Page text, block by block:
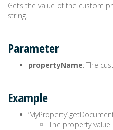
Gets the value of the custom
string.
Parameter
propertyName: The
Example
The property value